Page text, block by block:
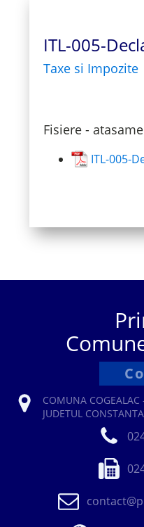
ITL-005-
Taxe si Impozite
Fisiere -
ITL-005-
COMUNA
JUDETUL CONSTANTA